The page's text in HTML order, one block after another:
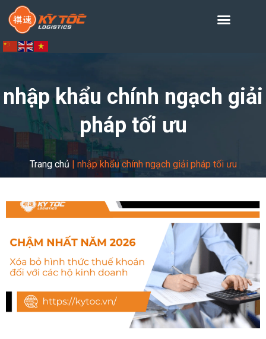
nhập khẩu chính ngạch giải
pháp tối ưu
Trang chủ | nhập khẩu chính ngạch giải pháp tối ưu